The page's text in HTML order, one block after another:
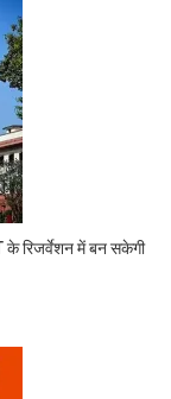
के रिजर्वेशन में बन सकेगी